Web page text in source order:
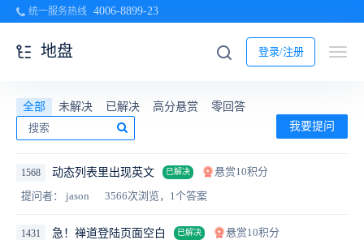
统一服务热线 4006-8899-23
登录/注册
地盘
全部 未解决 已解决 高分悬赏
零回答
我要提问
1568 动态列表里出现英文 已解决
悬赏10积分
提问者： jason
3566次浏览，1个答案
1431 急！禅道登陆页面空白 已解决
悬赏10积分